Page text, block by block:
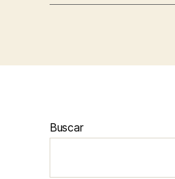
Buscar